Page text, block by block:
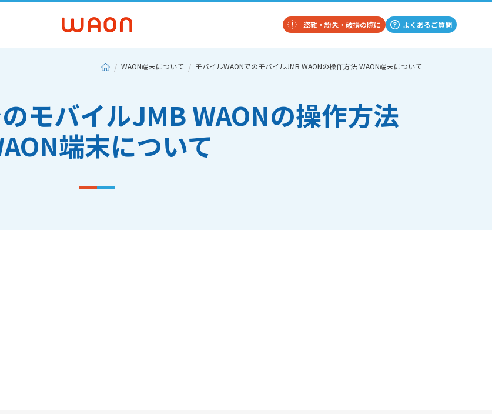
盗難・紛失・破損の際に よくあるご質問
WAON端末について モバイルWAONでのモバイルJMB WAONの操作方法 WAON端末について
モバイルJMB WAONの操作方法
端末について